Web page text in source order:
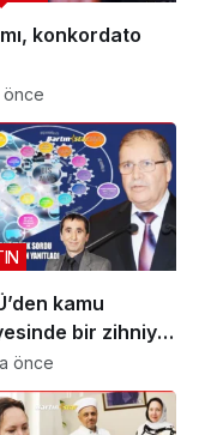
konkordato
önce
kamu
bir zihniyet
BİS-ALYS
önce